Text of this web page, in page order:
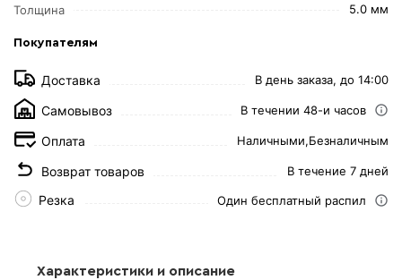
Толщина
5.0 мм
Покупателям
Доставка В день заказа, до 14:00
Самовывоз В течении 48-и часов
Оплата Наличными,Безналичным
Возврат товаров В течение 7 дней
Резка Один бесплатный распил
Характеристики и описание